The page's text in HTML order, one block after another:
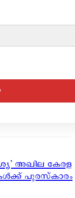
അഖില കേരള
പുരസ്‌കാരം